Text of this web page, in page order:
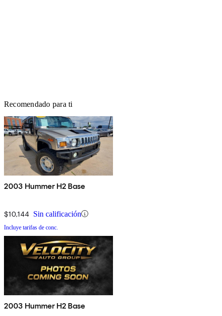
Recomendado para ti
2003 Hummer H2 Base
$10,144 Sin calificación
Incluye tarifas de conc.
2003 Hummer H2 Base